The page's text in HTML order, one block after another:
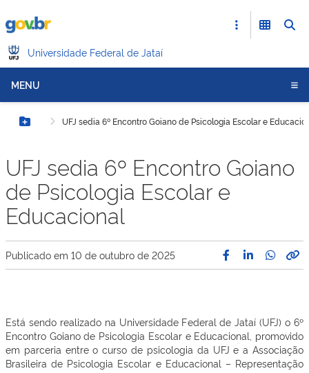
Universidade Federal de Jataí
MENU
Botão MenuUFJ sedia 6º Encontro Goiano de Psicologia Escolar e
UFJ sedia 6º Encontro Goiano
de Psicologia Escolar e
Educacional
Publicado em 10 de outubro de 2025
Está sendo realizado na Universidade Federal de Jataí (UFJ) o 6º
Encontro Goiano de Psicologia Escolar e Educacional, promovido
em parceria entre o curso de psicologia da UFJ e a Associação
Brasileira de Psicologia Escolar e Educacional – Representação